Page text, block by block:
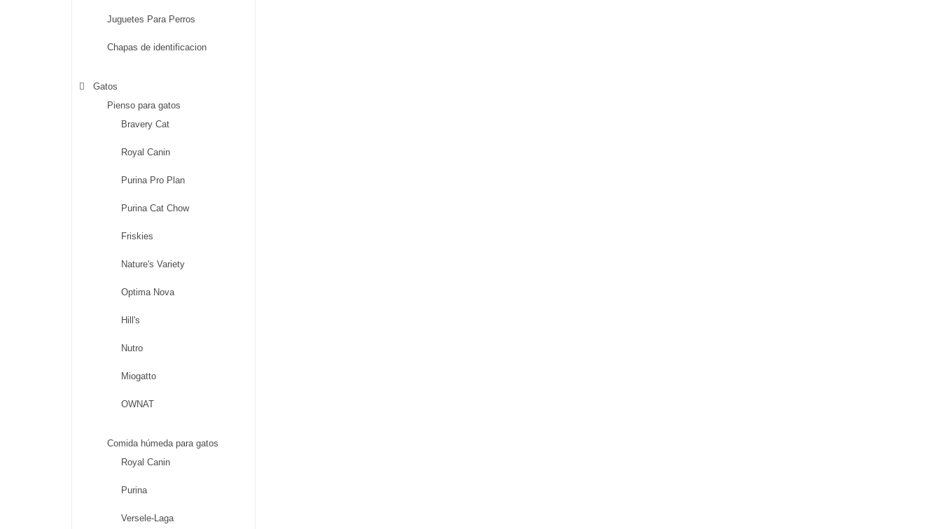
Juguetes Para Perros
Chapas de identificacion
Gatos
Pienso para gatos
Bravery Cat
Royal Canin
Purina Pro Plan
Purina Cat Chow
Friskies
Nature's Variety
Optima Nova
Hill's
Nutro
Miogatto
OWNAT
Comida húmeda para gatos
Royal Canin
Purina
Versele-Laga